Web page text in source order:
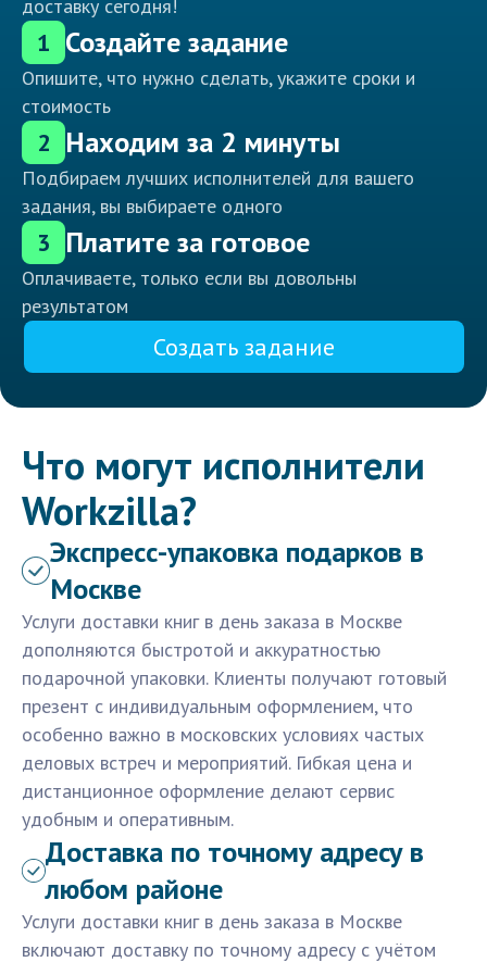
доставку сегодня!
1 Создайте задание
Опишите, что нужно сделать, укажите сроки и
стоимость
2 Находим за 2 минуты
Подбираем лучших исполнителей для вашего
задания, вы выбираете одного
3 Платите за готовое
Оплачиваете, только если вы довольны
результатом
Создать задание
Что могут исполнители
Workzilla?
Экспресс-упаковка подарков в
Москве
Услуги доставки книг в день заказа в Москве
дополняются быстротой и аккуратностью
подарочной упаковки. Клиенты получают готовый
презент с индивидуальным оформлением, что
особенно важно в московских условиях частых
деловых встреч и мероприятий. Гибкая цена и
дистанционное оформление делают сервис
удобным и оперативным.
Доставка по точному адресу в
любом районе
Услуги доставки книг в день заказа в Москве
включают доставку по точному адресу с учётом